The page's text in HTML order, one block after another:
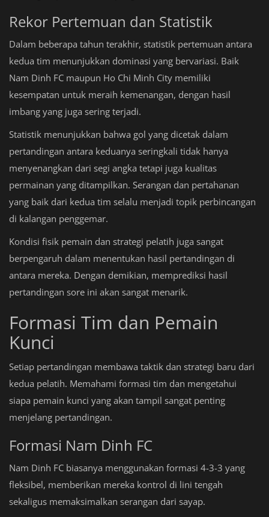
Rekor Pertemuan dan Statistik
Dalam beberapa tahun terakhir, statistik pertemuan antara
kedua tim menunjukkan dominasi yang bervariasi. Baik
Nam Dinh FC maupun Ho Chi Minh City memiliki
kesempatan untuk meraih kemenangan, dengan hasil
imbang yang juga sering terjadi.
Statistik menunjukkan bahwa gol yang dicetak dalam
pertandingan antara keduanya seringkali tidak hanya
menyenangkan dari segi angka tetapi juga kualitas
permainan yang ditampilkan. Serangan dan pertahanan
yang baik dari kedua tim selalu menjadi topik perbincangan
di kalangan penggemar.
Kondisi fisik pemain dan strategi pelatih juga sangat
berpengaruh dalam menentukan hasil pertandingan di
antara mereka. Dengan demikian, memprediksi hasil
pertandingan sore ini akan sangat menarik.
Formasi Tim dan Pemain
Kunci
Setiap pertandingan membawa taktik dan strategi baru dari
kedua pelatih. Memahami formasi tim dan mengetahui
siapa pemain kunci yang akan tampil sangat penting
menjelang pertandingan.
Formasi Nam Dinh FC
Nam Dinh FC biasanya menggunakan formasi 4-3-3 yang
fleksibel, memberikan mereka kontrol di lini tengah
sekaligus memaksimalkan serangan dari sayap.